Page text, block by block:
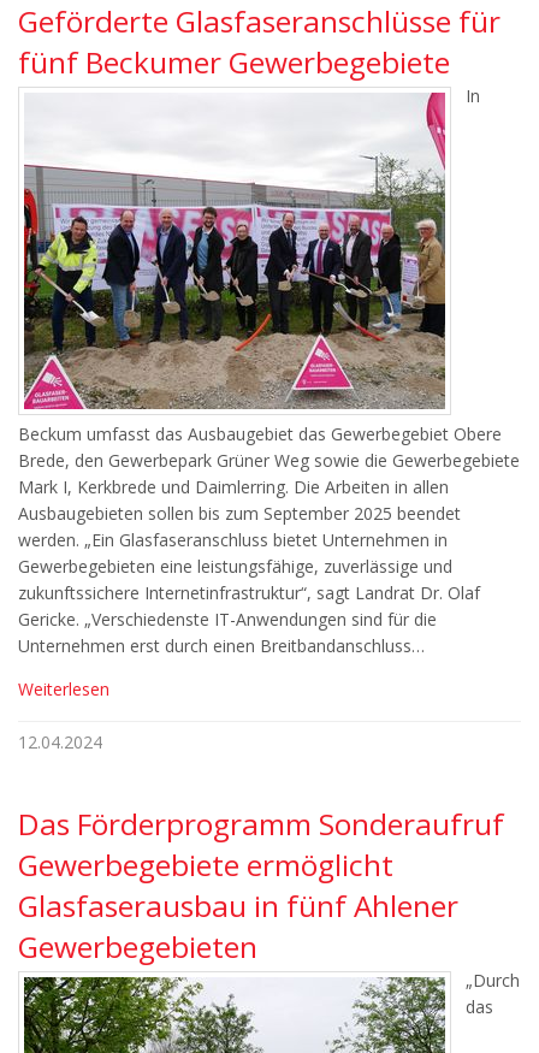
Geförderte Glasfaseranschlüsse für
fünf Beckumer Gewerbegebiete
In
Beckum umfasst das Ausbaugebiet das Gewerbegebiet Obere
Brede, den Gewerbepark Grüner Weg sowie die Gewerbegebiete
Mark I, Kerkbrede und Daimlerring. Die Arbeiten in allen
Ausbaugebieten sollen bis zum September 2025 beendet
werden. „Ein Glasfaseranschluss bietet Unternehmen in
Gewerbegebieten eine leistungsfähige, zuverlässige und
zukunftssichere Internetinfrastruktur“, sagt Landrat Dr. Olaf
Gericke. „Verschiedenste IT-Anwendungen sind für die
Unternehmen erst durch einen Breitbandanschluss…
Weiterlesen
12.04.2024
Das Förderprogramm Sonderaufruf
Gewerbegebiete ermöglicht
Glasfaserausbau in fünf Ahlener
Gewerbegebieten
„Durch
das